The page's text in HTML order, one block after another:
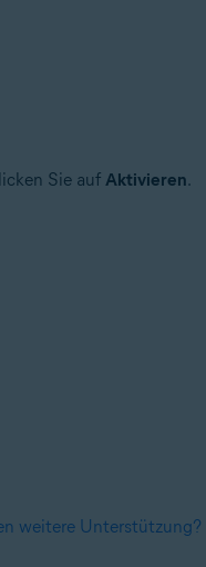
Sie auf Aktivieren.
weitere Unterstützung?